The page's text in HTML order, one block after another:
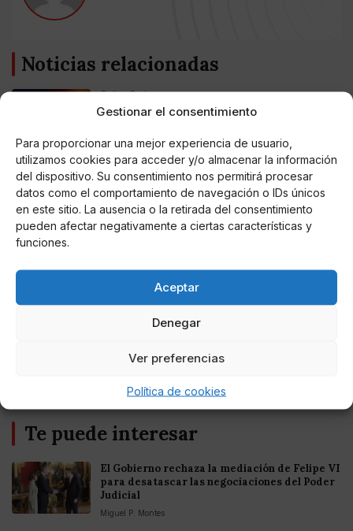
Gestionar el consentimiento
Para proporcionar una mejor experiencia de usuario,
utilizamos cookies para acceder y/o almacenar la información
del dispositivo. Su consentimiento nos permitirá procesar
datos como el comportamiento de navegación o IDs únicos
en este sitio. La ausencia o la retirada del consentimiento
pueden afectar negativamente a ciertas características y
funciones.
Aceptar
Denegar
Ver preferencias
Política de cookies
Noticias relacionadas
Online Casino
Mejores Cripto Casinos Online en
Colombia 2025: Bitcoin Casinos
Online Casino
Mejores Casinos Online con Bitcoin y
Criptomonedas en Argentina 2025
Online Casino
Entretenimiento
Fortnite regresa para iOS en la Unión
Te puede interesar
El Gobierno rechaza la mediación de Felipe VI
para desatascar las negociaciones del Poder
Judicial
Miguel P. Montes